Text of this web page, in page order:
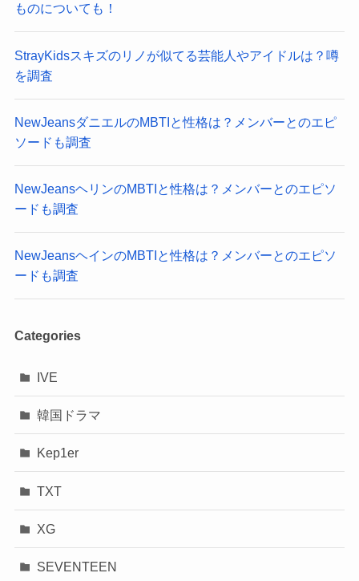
ものについても！
StrayKidsスキズのリノが似てる芸能人やアイドルは？噂
を調査
NewJeansダニエルのMBTIと性格は？メンバーとのエピ
ソードも調査
NewJeansヘリンのMBTIと性格は？メンバーとのエピソ
ードも調査
NewJeansヘインのMBTIと性格は？メンバーとのエピソ
ードも調査
Categories
IVE
韓国ドラマ
Kep1er
TXT
XG
SEVENTEEN